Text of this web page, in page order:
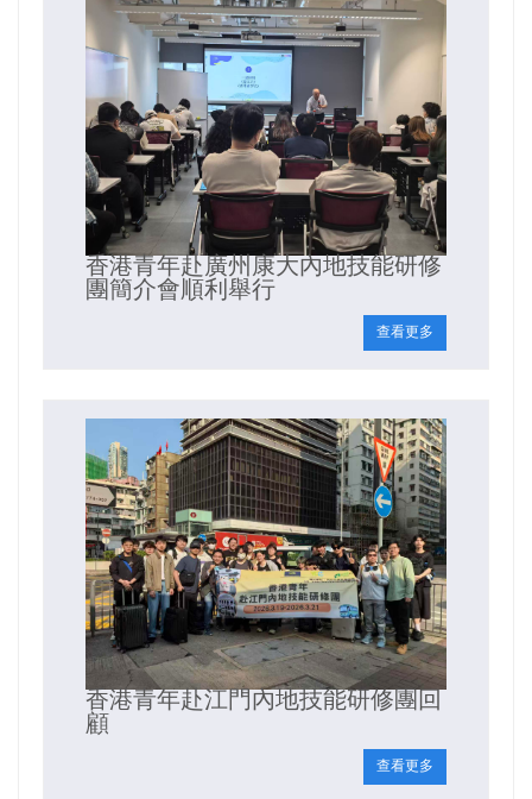
香港青年赴廣州康大內地技能研修
團簡介會順利舉行
查看更多
香港青年赴江門內地技能研修團回
顧
查看更多